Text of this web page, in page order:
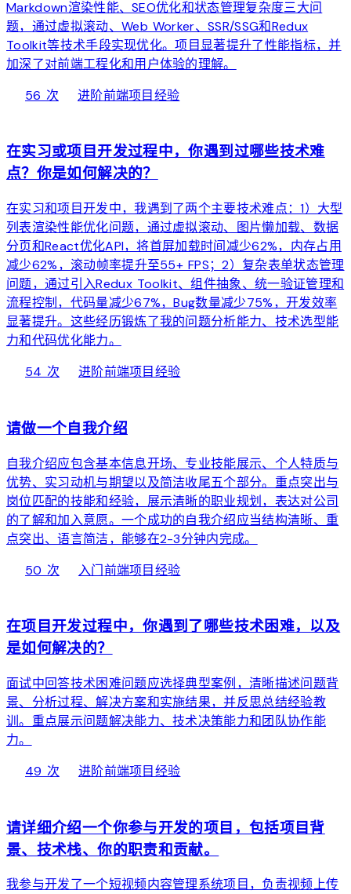
Markdown渲染性能、SEO优化和状态管理复杂度三大问
题，通过虚拟滚动、Web Worker、SSR/SSG和Redux
Toolkit等技术手段实现优化。项目显著提升了性能指标，并
加深了对前端工程化和用户体验的理解。
56 次bolt进阶前端项目经验chevron_right
在实习或项目开发过程中，你遇到过哪些技术难
点？你是如何解决的？
在实习和项目开发中，我遇到了两个主要技术难点：1）大型
列表渲染性能优化问题，通过虚拟滚动、图片懒加载、数据
分页和React优化API，将首屏加载时间减少62%，内存占用
减少62%，滚动帧率提升至55+ FPS；2）复杂表单状态管理
问题，通过引入Redux Toolkit、组件抽象、统一验证管理和
流程控制，代码量减少67%，Bug数量减少75%，开发效率
显著提升。这些经历锻炼了我的问题分析能力、技术选型能
力和代码优化能力。
54 次bolt进阶前端项目经验chevron_right
请做一个自我介绍
自我介绍应包含基本信息开场、专业技能展示、个人特质与
优势、实习动机与期望以及简洁收尾五个部分。重点突出与
岗位匹配的技能和经验，展示清晰的职业规划，表达对公司
的了解和加入意愿。一个成功的自我介绍应当结构清晰、重
点突出、语言简洁，能够在2-3分钟内完成。
50 次bolt入门前端项目经验chevron_right
在项目开发过程中，你遇到了哪些技术困难，以及
是如何解决的？
面试中回答技术困难问题应选择典型案例，清晰描述问题背
景、分析过程、解决方案和实施结果，并反思总结经验教
训。重点展示问题解决能力、技术决策能力和团队协作能
力。
49 次bolt进阶前端项目经验chevron_right
请详细介绍一个你参与开发的项目，包括项目背
景、技术栈、你的职责和贡献。
我参与开发了一个短视频内容管理系统项目，负责视频上传